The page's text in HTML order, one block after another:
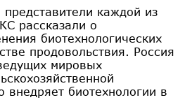
каждой из
рассказали о
биотехнологических
продовольствия. Россия
мировых
внедряет биотехнологии в